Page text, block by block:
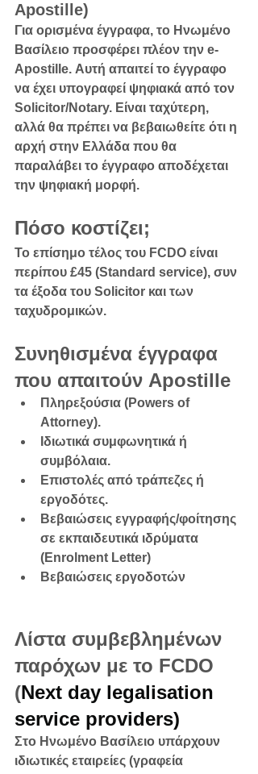
Apostille)
Για ορισμένα έγγραφα, το Ηνωμένο
Βασίλειο προσφέρει πλέον την e-
Apostille. Αυτή απαιτεί το έγγραφο
να έχει υπογραφεί ψηφιακά από τον
Solicitor/Notary. Είναι ταχύτερη,
αλλά θα πρέπει να βεβαιωθείτε ότι η
αρχή στην Ελλάδα που θα
παραλάβει το έγγραφο αποδέχεται
την ψηφιακή μορφή.
Πόσο κοστίζει;
Το επίσημο τέλος του FCDO είναι
περίπου £45 (Standard service), συν
τα έξοδα του Solicitor και των
ταχυδρομικών.
Συνηθισμένα έγγραφα
που απαιτούν Apostille
Πληρεξούσια (Powers of
Attorney).
Ιδιωτικά συμφωνητικά ή
συμβόλαια.
Επιστολές από τράπεζες ή
εργοδότες.
Βεβαιώσεις εγγραφής/φοίτησης
σε εκπαιδευτικά ιδρύματα
(Enrolment Letter)
Βεβαιώσεις εργοδοτών
Λίστα συμβεβλημένων
παρόχων με το FCDO
(Next day legalisation
service providers)
Στο Ηνωμένο Βασίλειο υπάρχουν
ιδιωτικές εταιρείες (γραφεία